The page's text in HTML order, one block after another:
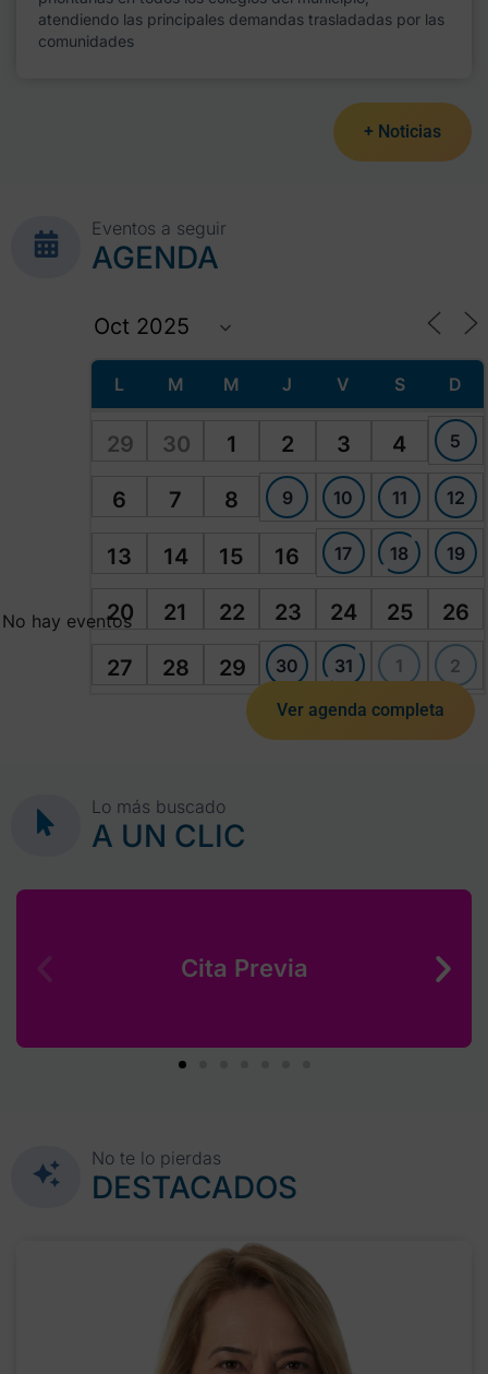
atendiendo las principales demandas trasladadas por las
comunidades
+ Noticias
Eventos a seguir
AGENDA
L M M J V S D
29 30 1 2 3 4 5
6 7 8 9 10 11 12
13 14 15 16 17 18 19
20 21 22 23 24 25 26
27 28 29 30 31 1 2
No hay eventos
Ver agenda completa
Lo más buscado
A UN CLIC
Cita Previa
No te lo pierdas
DESTACADOS